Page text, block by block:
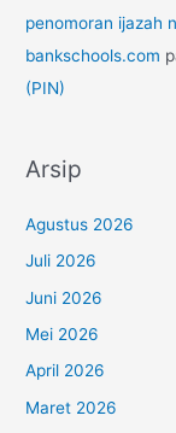
penomoran ijazah
bankschools.com
(PIN)
Arsip
Agustus 2026
Juli 2026
Juni 2026
Mei 2026
April 2026
Maret 2026